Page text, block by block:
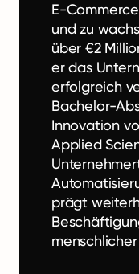
E-
und zu
über €2
er das
erfolgreich
Bachelor-
Innovation
Applied
prägt